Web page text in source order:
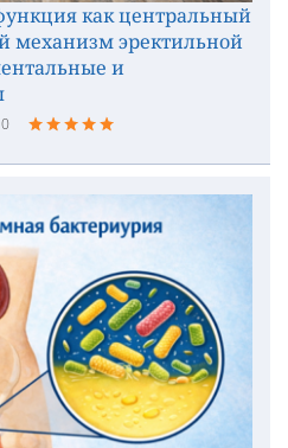
как центральный
механизм эректильной
и
0